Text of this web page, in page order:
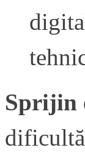
Sprijin